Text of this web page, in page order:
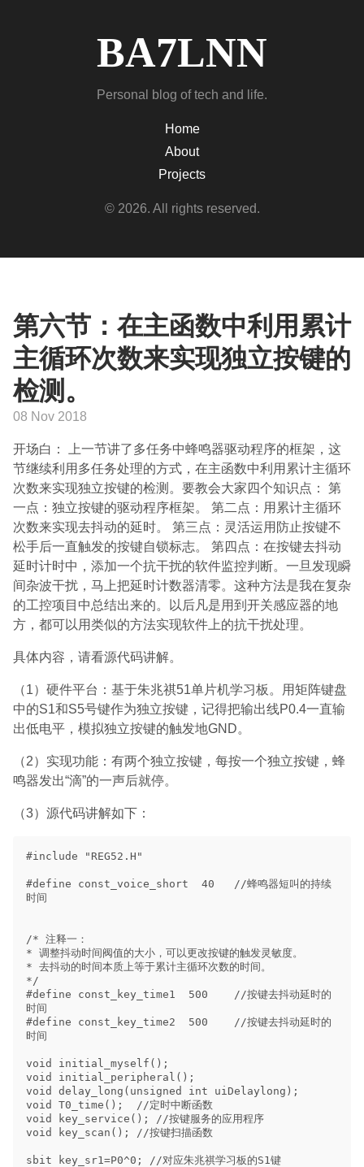
BA7LNN
Personal blog of tech and life.
Home
About
Projects
© 2026. All rights reserved.
第六节：在主函数中利用累计
主循环次数来实现独立按键的
检测。
08 Nov 2018
开场白： 上一节讲了多任务中蜂鸣器驱动程序的框架，这
节继续利用多任务处理的方式，在主函数中利用累计主循环
次数来实现独立按键的检测。要教会大家四个知识点： 第
一点：独立按键的驱动程序框架。 第二点：用累计主循环
次数来实现去抖动的延时。 第三点：灵活运用防止按键不
松手后一直触发的按键自锁标志。 第四点：在按键去抖动
延时计时中，添加一个抗干扰的软件监控判断。一旦发现瞬
间杂波干扰，马上把延时计数器清零。这种方法是我在复杂
的工控项目中总结出来的。以后凡是用到开关感应器的地
方，都可以用类似的方法实现软件上的抗干扰处理。
具体内容，请看源代码讲解。
（1）硬件平台：基于朱兆祺51单片机学习板。用矩阵键盘
中的S1和S5号键作为独立按键，记得把输出线P0.4一直输
出低电平，模拟独立按键的触发地GND。
（2）实现功能：有两个独立按键，每按一个独立按键，蜂
鸣器发出“滴”的一声后就停。
（3）源代码讲解如下：
#include "REG52.H"
#define const_voice_short  40   //蜂鸣器短叫的持续
时间
/* 注释一：
* 调整抖动时间阀值的大小，可以更改按键的触发灵敏度。
* 去抖动的时间本质上等于累计主循环次数的时间。
*/
#define const_key_time1  500    //按键去抖动延时的
时间
#define const_key_time2  500    //按键去抖动延时的
时间
void initial_myself();
void initial_peripheral();
void delay_long(unsigned int uiDelaylong);
void T0_time();  //定时中断函数
void key_service(); //按键服务的应用程序
void key_scan(); //按键扫描函数
sbit key_sr1=P0^0; //对应朱兆祺学习板的S1键